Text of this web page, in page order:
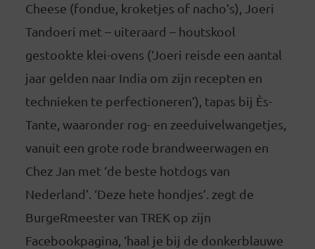
Cheese (fondue, kroketjes of nacho’s), Joeri
Tandoeri met – uiteraard – houtskool
gestookte klei-ovens (‘Joeri reisde een aantal
jaar gelden naar India om zijn recepten en
technieken te perfectioneren’), tapas bij Ès-
Tante, waaronder rog- en zeeduivelwangetjes,
vanuit een grote rode brandweerwagen en
Chez Jan met ‘de beste hotdogs van
Nederland’. ‘Deze hete hondjes’. zegt de
BurgeRmeester van TREK op zijn
Facebookpagina, ‘haal je bij de donkerblauwe